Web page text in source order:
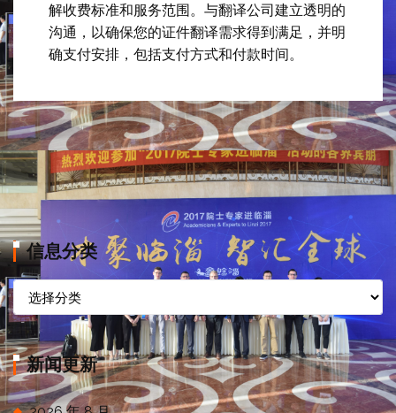
解收费标准和服务范围。与翻译公司建立透明的
沟通，以确保您的证件翻译需求得到满足，并明
确支付安排，包括支付方式和付款时间。
信息分类
信
息
类新闻更新